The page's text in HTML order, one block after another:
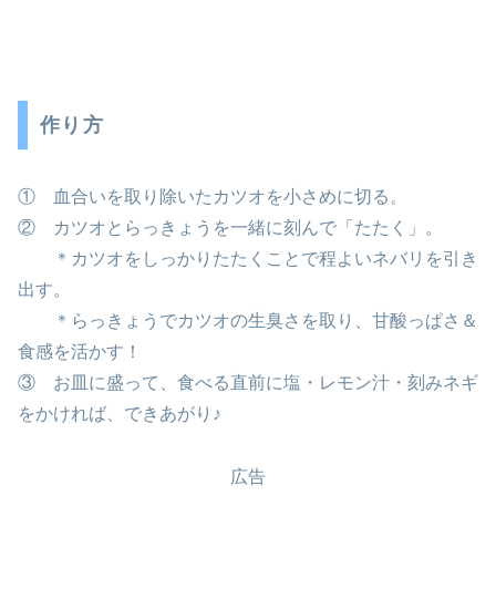
作り方
① 血合いを取り除いたカツオを小さめに切る。
② カツオとらっきょうを一緒に刻んで「たたく」。
＊カツオをしっかりたたくことで程よいネバリを引き
出す。
＊らっきょうでカツオの生臭さを取り、甘酸っぱさ＆
食感を活かす！
③ お皿に盛って、食べる直前に塩・レモン汁・刻みネギ
をかければ、できあがり♪
広告